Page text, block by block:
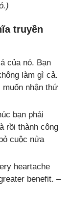
truyền
của nó. Bạn
làm gì cả.
nhận thứ
bạn phải
rồi thành công
cuộc nửa
heartache
benefit. –